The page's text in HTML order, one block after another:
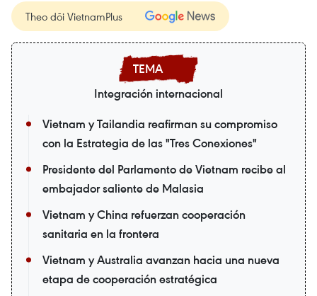
Theo dõi VietnamPlus
Integración internacional
Vietnam y Tailandia reafirman su compromiso
con la Estrategia de las "Tres Conexiones"
Presidente del Parlamento de Vietnam recibe al
embajador saliente de Malasia
Vietnam y China refuerzan cooperación
sanitaria en la frontera
Vietnam y Australia avanzan hacia una nueva
etapa de cooperación estratégica